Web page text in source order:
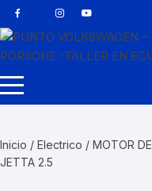
Saltar
al
contenido
Inicio / Electrico / MOTOR
JETTA 2.5